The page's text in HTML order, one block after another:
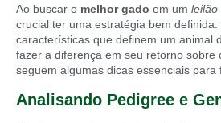
Ao buscar o melhor gado em um leilão
crucial ter uma estratégia bem
características que definem um animal
fazer a diferença em seu retorno sobre
seguem algumas dicas essenciais para
Analisando Pedigree e